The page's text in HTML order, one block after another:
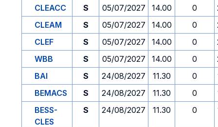
CLEACC S 05/07/2027 14.00 0
CLEAM
S 05/07/2027 14.00 0
CLEF
S 05/07/2027 14.00 0
WBB
S 05/07/2027 14.00 0
BAI
S 24/08/2027 11.30 0
BEMACS
S 24/08/2027 11.30 0
BESS-
CLES
S 24/08/2027 11.30 0